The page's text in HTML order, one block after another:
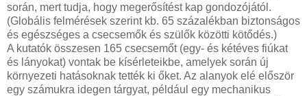
során, mert tudja, hogy megerősítést kap gondozójától.
(Globális felmérések szerint kb. 65 százalékban biztonságos
és egészséges a csecsemők és szülők közötti kötődés.)
A kutatók összesen 165 csecsemőt (egy- és kétéves fiúkat
és lányokat) vontak be kísérleteikbe, amelyek során új
környezeti hatásoknak tették ki őket. Az alanyok elé először
egy számukra idegen tárgyat, például egy mechanikus